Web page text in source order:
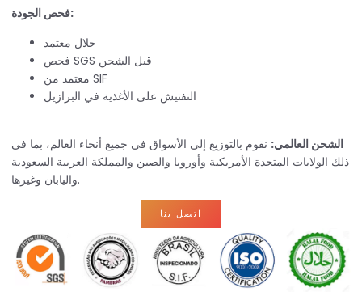
فحص الجودة:
حلال معتمد
فحص SGS قبل الشحن
معتمد من SIF
التفتيش على الأغذية في البرازيل
الشحن العالمي: نقوم بالتوزيع إلى الأسواق في جميع أنحاء العالم، بما في
ذلك الولايات المتحدة الأمريكية وأوروبا والصين والمملكة العربية السعودية
واليابان وغيرها.
اتصل بنا